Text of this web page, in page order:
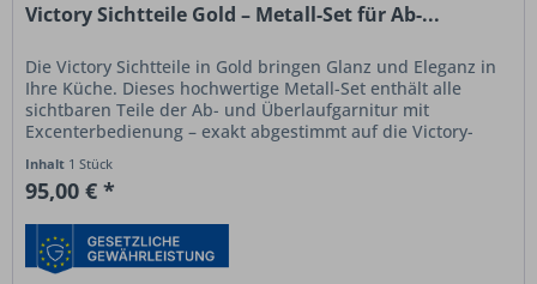
Victory Sichtteile Gold – Metall-Set für Ab-...
Die Victory Sichtteile in Gold bringen Glanz und Eleganz in
Ihre Küche. Dieses hochwertige Metall-Set enthält alle
sichtbaren Teile der Ab- und Überlaufgarnitur mit
Excenterbedienung – exakt abgestimmt auf die Victory-
Inhalt 1 Stück
95,00 € *